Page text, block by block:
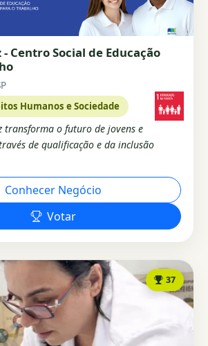
Centro Social de Educação
Humanos e Sociedade
transforma o futuro de jovens e
de qualificação e da inclusão
Conhecer Negócio
Votar
37